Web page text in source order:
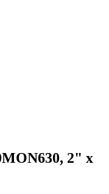
2" х